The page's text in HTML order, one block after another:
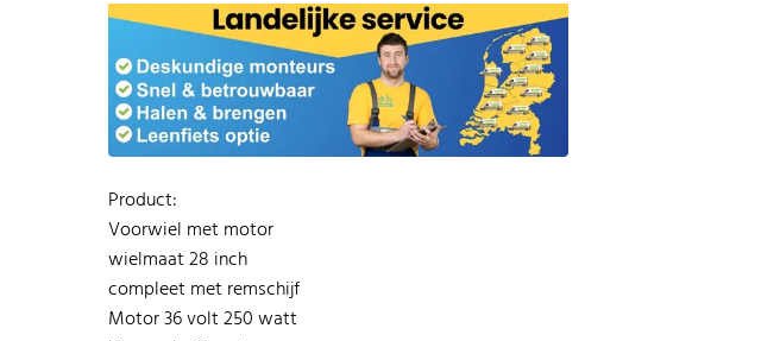
Product:
Voorwiel met motor
wielmaat 28 inch
compleet met remschijf
Motor 36 volt 250 watt